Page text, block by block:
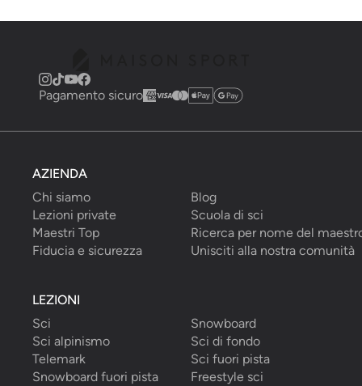
Pagamento sicuro
AZIENDA
Chi siamo
Blog
Lezioni private
Scuola di sci
Maestri Top
Ricerca per nome del
Fiducia e sicurezza
Unisciti alla nostra comunità
LEZIONI
Sci
Snowboard
Sci alpinismo
Sci di fondo
Telemark
Sci fuori pista
Snowboard fuori pista
Freestyle sci